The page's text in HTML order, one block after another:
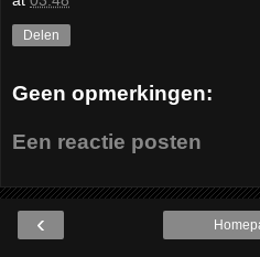
Delen
Geen opmerkingen:
Een reactie posten
‹